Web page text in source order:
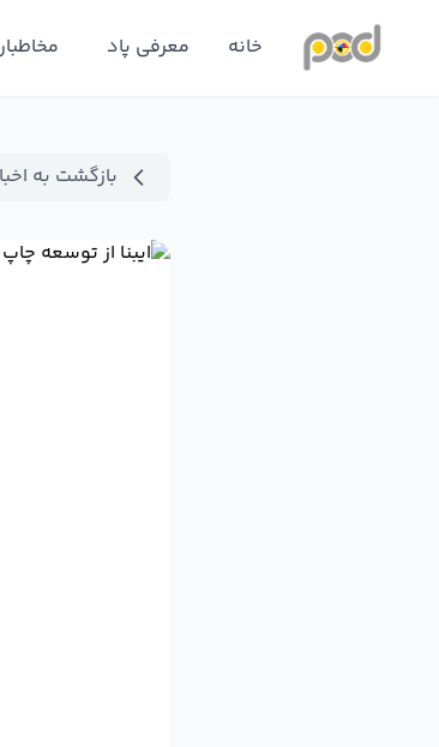
خانه معرفی پاد
بازگشت به